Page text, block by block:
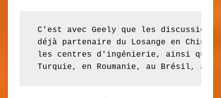
C'est avec Geely que les
déjà partenaire du Losange en
les centres d'ingénierie, ainsi que
Turquie, en Roumanie, au Brésil, au